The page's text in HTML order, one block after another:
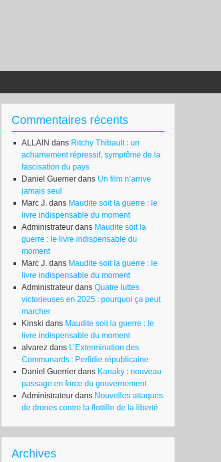
Commentaires récents
ALLAIN dans Ritchy Thibault : un
acharnement répressif, symptôme de la
fascisation du pays
Daniel Guerrier dans Un film n’arrive
jamais seul
Marc J. dans Maudite soit la guerre : le
livre indispensable du moment
Administrateur dans Maudite soit la
guerre : le livre indispensable du
moment
Marc J. dans Maudite soit la guerre : le
livre indispensable du moment
Administrateur dans Quatre luttes
victorieuses en 2025 : pourquoi ça peut
marcher
Kinski dans Maudite soit la guerre : le
livre indispensable du moment
alvarez dans L’Extermination des
Communards : Perfidie républicaine
Daniel Guerrier dans Kanaky : nouveau
passage en force du gouvernement
Administrateur dans Nouvelles attaques
de drones contre la flottille de la liberté
Archives